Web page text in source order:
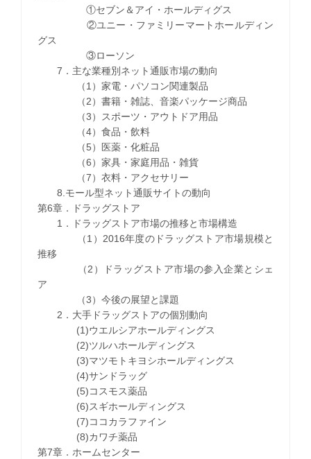
①セブン＆アイ・ホールディグス
②ユニー・ファミリーマートホールディン
グス
③ローソン
7．主な業種別ネット通販市場の動向
（1）家電・パソコン関連製品
（2）書籍・雑誌、音楽パッケージ商品
（3）スポーツ・アウトドア用品
（4）食品・飲料
（5）医薬・化粧品
（6）家具・家庭用品・雑貨
（7）衣料・アクセサリー
8.モール型ネット通販サイトの動向
第6章．ドラッグストア
1．ドラッグストア市場の推移と市場構造
（1）2016年度のドラッグストア市場規模と
推移
（2）ドラッグストア市場の参入企業とシェ
ア
（3）今後の展望と課題
2．大手ドラッグストアの個別動向
(1)ウエルシアホールディングス
(2)ツルハホールディングス
(3)マツモトキヨシホールディングス
(4)サンドラッグ
(5)コスモス薬品
(6)スギホールディングス
(7)ココカラファイン
(8)カワチ薬品
第7章．ホームセンター